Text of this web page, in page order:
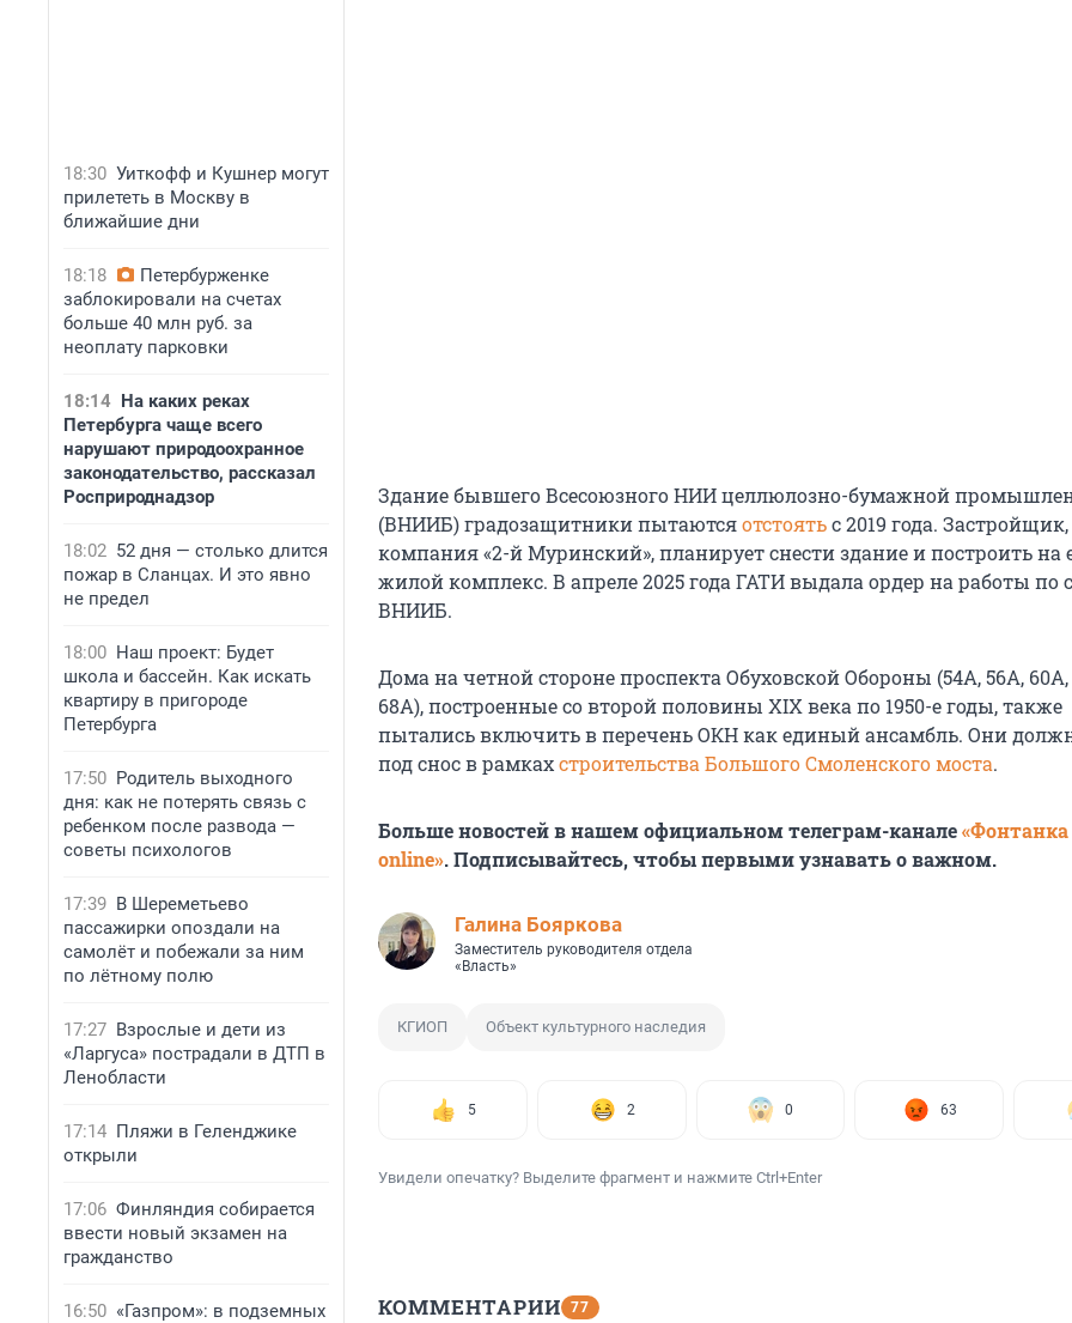
18:30 Уиткофф и Кушнер могут
прилететь в Москву в
ближайшие дни
18:18
Петербурженке
заблокировали на счетах
больше 40 млн руб. за
неоплату парковки
18:14 На каких реках
Петербурга чаще всего
нарушают природоохранное
законодательство, рассказал
Росприроднадзор
18:02 52 дня — столько длится
пожар в Сланцах. И это явно
не предел
18:00 Наш проект: Будет
школа и бассейн. Как искать
квартиру в пригороде
Петербурга
17:50 Родитель выходного
дня: как не потерять связь с
ребенком после развода —
советы психологов
17:39 В Шереметьево
пассажирки опоздали на
самолёт и побежали за ним
по лётному полю
17:27 Взрослые и дети из
«Ларгуса» пострадали в ДТП в
Ленобласти
17:14 Пляжи в Геленджике
открыли
17:06 Финляндия собирается
ввести новый экзамен на
гражданство
16:50 «Газпром»: в подземных
Здание бывшего Всесоюзного НИИ целлюлозно-бумажной
(ВНИИБ) градозащитники пытаютсяотстоятьс 2019 года. Застройщик,
компания «2-й Муринский», планирует снести здание и построить на
жилой комплекс. В апреле 2025 года ГАТИ выдала ордер на работы по
ВНИИБ.
Дома на четной стороне проспекта Обуховской Обороны (54А, 56А, 60А,
68А), построенные со второй половины XIX века по 1950-е годы, также
пытались включить в перечень ОКН как единый ансамбль. Они
под снос в рамкахстроительства Большого Смоленского моста.
Больше новостей в нашем официальном телеграм-канале«Фонтанка
online». Подписывайтесь, чтобы первыми узнавать о важном.
Галина Бояркова
Заместитель руководителя отдела
«Власть»
КГИОП Объект культурного наследия
5 2 0 63
Увидели опечатку? Выделите фрагмент и нажмите Ctrl+Enter
КОММЕНТАРИИ 77